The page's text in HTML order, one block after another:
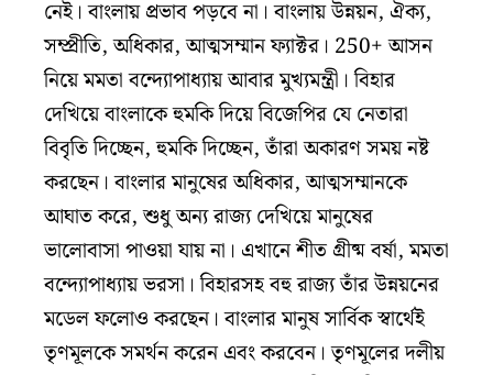
নেই। বাংলায় প্রভাব পড়বে না। বাংলায় উন্নয়ন, ঐক্য,
সম্প্রীতি, অধিকার, আত্মসম্মান ফ্যাক্টর। 250+ আসন
নিয়ে মমতা বন্দ্যোপাধ্যায় আবার মুখ্যমন্ত্রী। বিহার
দেখিয়ে বাংলাকে হুমকি দিয়ে বিজেপির যে নেতারা
বিবৃতি দিচ্ছেন, হুমকি দিচ্ছেন, তাঁরা অকারণ সময় নষ্ট
করছেন। বাংলার মানুষের অধিকার, আত্মসম্মানকে
আঘাত করে, শুধু অন্য রাজ্য দেখিয়ে মানুষের
ভালোবাসা পাওয়া যায় না। এখানে শীত গ্রীষ্ম বর্ষা, মমতা
বন্দ্যোপাধ্যায় ভরসা। বিহারসহ বহু রাজ্য তাঁর উন্নয়নের
মডেল ফলোও করছেন। বাংলার মানুষ সার্বিক স্বার্থেই
তৃণমূলকে সমর্থন করেন এবং করবেন। তৃণমূলের দলীয়